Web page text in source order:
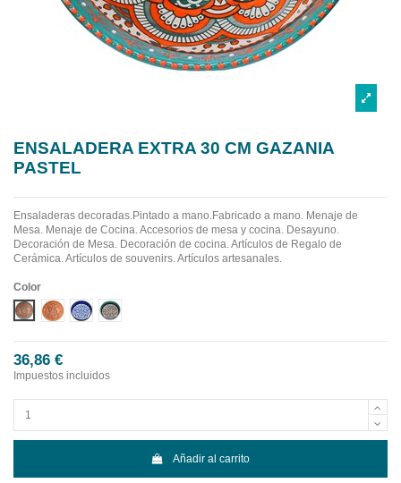
ENSALADERA EXTRA 30 CM GAZANIA
PASTEL
Ensaladeras decoradas.Pintado a mano.Fabricado a mano. Menaje de
Mesa. Menaje de Cocina. Accesorios de mesa y cocina. Desayuno.
Decoración de Mesa. Decoración de cocina. Artículos de Regalo de
Cerámica. Artículos de souvenirs. Artículos artesanales.
Color
Diseño 1Diseño 2Diseño 3Diseño 4
36,86 €
Impuestos incluidos
Añadir al carrito